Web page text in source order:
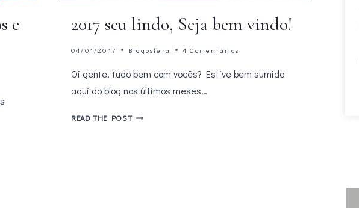
e
2017 seu lindo, Seja bem vindo!
04/01/2017 Blogosfera 4 Comentários
Oi gente, tudo bem com vocês? Estive bem sumida
aqui do blog nos últimos meses…
READ THE POST2017